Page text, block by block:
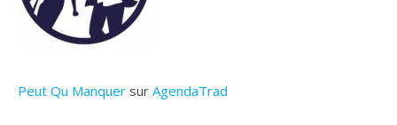
Peut Qu Manquer sur AgendaTrad